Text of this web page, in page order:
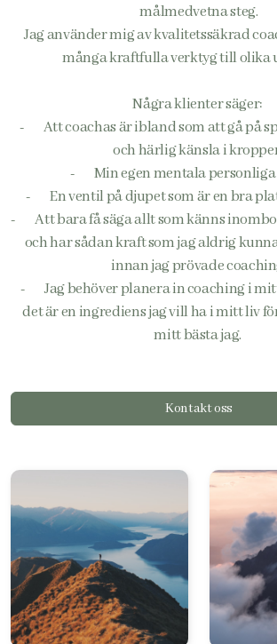
målmedvetna steg.
Jag använder mig av kvalitetssäkrad
många kraftfulla verktyg till olika
Några klienter säger:
- Att coachas är ibland som att gå på
och härlig känsla i
- Min egen mentala personliga
- En ventil på djupet som är en bra
- Att bara få säga allt som känns
och har sådankraft som jag aldrig
innan jag prövade
- Jag behöver planera in coaching i
det är en ingrediens jag vill ha i mitt liv
mitt bästa jag.
Kontakt oss